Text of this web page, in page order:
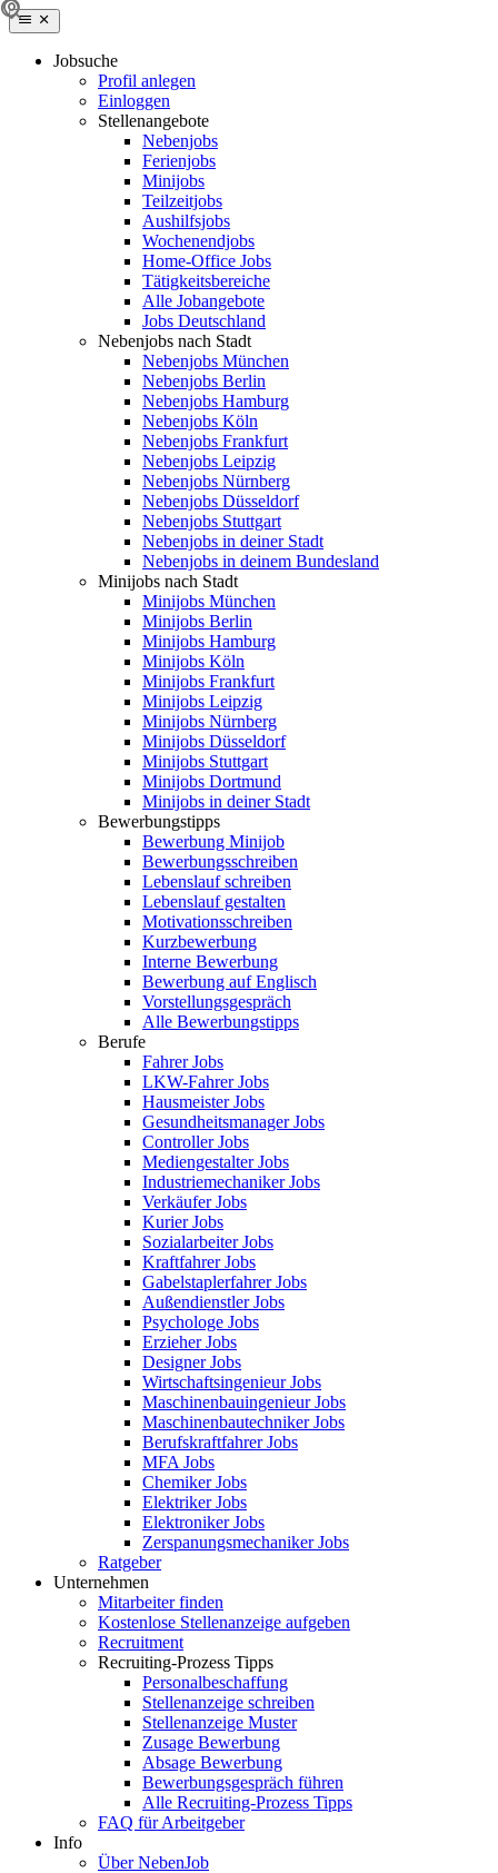
Jobsuche
Profil anlegen
Einloggen
Stellenangebote
Nebenjobs
Ferienjobs
Minijobs
Teilzeitjobs
Aushilfsjobs
Wochenendjobs
Home-Office Jobs
Tätigkeitsbereiche
Alle Jobangebote
Jobs Deutschland
Nebenjobs nach Stadt
Nebenjobs München
Nebenjobs Berlin
Nebenjobs Hamburg
Nebenjobs Köln
Nebenjobs Frankfurt
Nebenjobs Leipzig
Nebenjobs Nürnberg
Nebenjobs Düsseldorf
Nebenjobs Stuttgart
Nebenjobs in deiner Stadt
Nebenjobs in deinem Bundesland
Minijobs nach Stadt
Minijobs München
Minijobs Berlin
Minijobs Hamburg
Minijobs Köln
Minijobs Frankfurt
Minijobs Leipzig
Minijobs Nürnberg
Minijobs Düsseldorf
Minijobs Stuttgart
Minijobs Dortmund
Minijobs in deiner Stadt
Bewerbungstipps
Bewerbung Minijob
Bewerbungsschreiben
Lebenslauf schreiben
Lebenslauf gestalten
Motivationsschreiben
Kurzbewerbung
Interne Bewerbung
Bewerbung auf Englisch
Vorstellungsgespräch
Alle Bewerbungstipps
Berufe
Fahrer Jobs
LKW-Fahrer Jobs
Hausmeister Jobs
Gesundheitsmanager Jobs
Controller Jobs
Mediengestalter Jobs
Industriemechaniker Jobs
Verkäufer Jobs
Kurier Jobs
Sozialarbeiter Jobs
Kraftfahrer Jobs
Gabelstaplerfahrer Jobs
Außendienstler Jobs
Psychologe Jobs
Erzieher Jobs
Designer Jobs
Wirtschaftsingenieur Jobs
Maschinenbauingenieur Jobs
Maschinenbautechniker Jobs
Berufskraftfahrer Jobs
MFA Jobs
Chemiker Jobs
Elektriker Jobs
Elektroniker Jobs
Zerspanungsmechaniker Jobs
Ratgeber
Unternehmen
Mitarbeiter finden
Kostenlose Stellenanzeige aufgeben
Recruitment
Recruiting-Prozess Tipps
Personalbeschaffung
Stellenanzeige schreiben
Stellenanzeige Muster
Zusage Bewerbung
Absage Bewerbung
Bewerbungsgespräch führen
Alle Recruiting-Prozess Tipps
FAQ für Arbeitgeber
Info
Über NebenJob